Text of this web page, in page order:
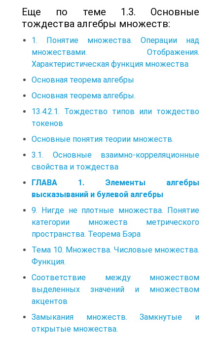
Еще по теме 1.3. Основные
тождества алгебры множеств:
1. Понятие множества. Операции над
множествами. Отображения.
Характеристическая функция множества
Основная теорема алгебры
Основная теорема алгебры.
13.4.2.1. Тождество типов или тождество
токенов
Основные понятия теории множеств.
3.1. Основные взаимно-корреляционные
свойства и тождества
ГЛАВА 1. Элементы алгебры
высказываний и булевой алгебры
9. Нигде не плотные множества. Понятие
категории множеств метрического
пространства. Теорема Бэра
Тема 10. Множества. Числовые множества.
Функция.
Соответствие между множеством
выделенных значений и множеством
акцентов
Замыкания множеств. Замкнутые и
открытые множества.